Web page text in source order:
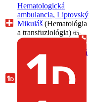
Hematologická
ambulancia, Liptovský
Mikuláš (Hematológia
a transfuziológia) 65-
17336163-A0021
Jednodňová zdravotná
starostlivosť,
oftalmológia, MUDr.
Sidónia Siváková,